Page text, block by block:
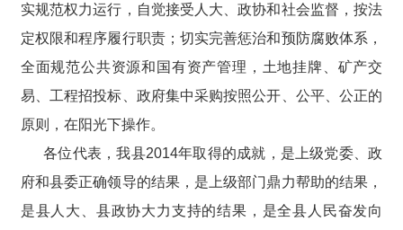
实规范权力运行，自觉接受人大、政协和社会监督，按法
定权限和程序履行职责；切实完善惩治和预防腐败体系，
全面规范公共资源和国有资产管理，土地挂牌、矿产交
易、工程招投标、政府集中采购按照公开、公平、公正的
原则，在阳光下操作。
各位代表，我县2014年取得的成就，是上级党委、政
府和县委正确领导的结果，是上级部门鼎力帮助的结果，
是县人大、县政协大力支持的结果，是全县人民奋发向